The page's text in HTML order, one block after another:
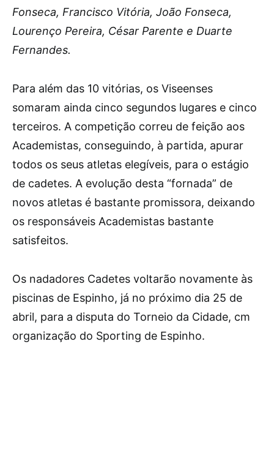
Fonseca, Francisco Vitória, João Fonseca,
Lourenço Pereira, César Parente e Duarte
Fernandes.
Para além das 10 vitórias, os Viseenses
somaram ainda cinco segundos lugares e cinco
terceiros. A competição correu de feição aos
Academistas, conseguindo, à partida, apurar
todos os seus atletas elegíveis, para o estágio
de cadetes. A evolução desta “fornada” de
novos atletas é bastante promissora, deixando
os responsáveis Academistas bastante
satisfeitos.
Os nadadores Cadetes voltarão novamente às
piscinas de Espinho, já no próximo dia 25 de
abril, para a disputa do Torneio da Cidade, cm
organização do Sporting de Espinho.